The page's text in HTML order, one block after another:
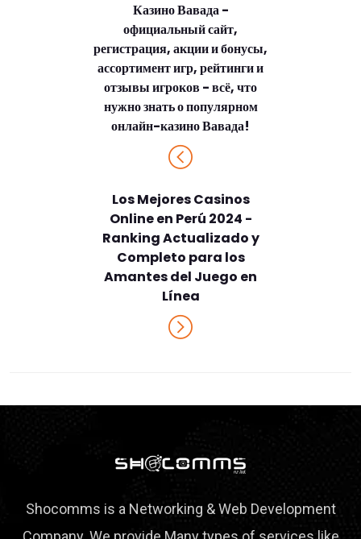
Казино Вавада -
официальный сайт,
регистрация, акции и бонусы,
ассортимент игр, рейтинги и
отзывы игроков - всё, что
нужно знать о популярном
онлайн-казино Вавада!
Los Mejores Casinos
Online en Perú 2024 -
Ranking Actualizado y
Completo para los
Amantes del Juego en
Línea
Shocomms is a Networking & Web Development